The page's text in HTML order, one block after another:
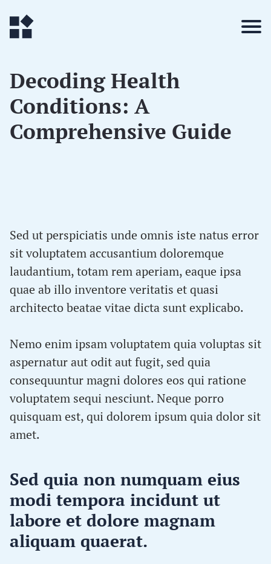
Decoding Health
Conditions: A
Comprehensive Guide
Sed ut perspiciatis unde omnis iste natus error
sit voluptatem accusantium doloremque
laudantium, totam rem aperiam, eaque ipsa
quae ab illo inventore veritatis et quasi
architecto beatae vitae dicta sunt explicabo.
Nemo enim ipsam voluptatem quia voluptas sit
aspernatur aut odit aut fugit, sed quia
consequuntur magni dolores eos qui ratione
voluptatem sequi nesciunt. Neque porro
quisquam est, qui dolorem ipsum quia dolor sit
amet.
Sed quia non numquam eius
modi tempora incidunt ut
labore et dolore magnam
aliquam quaerat.